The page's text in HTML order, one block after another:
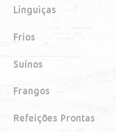
Linguiças
Frios
Suínos
Frangos
Refeições Prontas